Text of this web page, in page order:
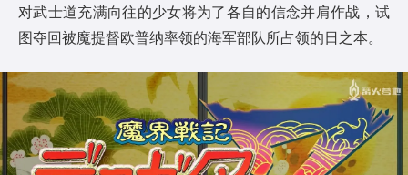
对武士道充满向往的少女将为了各自的信念并肩作战，试
图夺回被魔提督欧普纳率领的海军部队所占领的日之本。